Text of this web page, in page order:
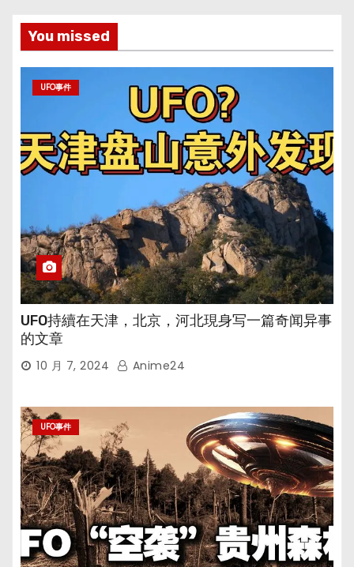
You missed
UFO事件
UFO持續在天津，北京，河北現身写一篇奇闻异事
的文章
10 月 7, 2024 Anime24
UFO事件